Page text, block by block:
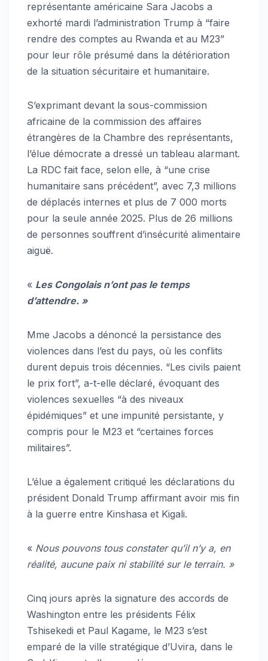
représentante américaine Sara Jacobs a
exhorté mardi l’administration Trump à “faire
rendre des comptes au Rwanda et au M23”
pour leur rôle présumé dans la détérioration
de la situation sécuritaire et humanitaire.
S’exprimant devant la sous-commission
africaine de la commission des affaires
étrangères de la Chambre des représentants,
l’élue démocrate a dressé un tableau alarmant.
La RDC fait face, selon elle, à “une crise
humanitaire sans précédent”, avec 7,3 millions
de déplacés internes et plus de 7 000 morts
pour la seule année 2025. Plus de 26 millions
de personnes souffrent d’insécurité alimentaire
aiguë.
« Les Congolais n’ont pas le temps
d’attendre. »
Mme Jacobs a dénoncé la persistance des
violences dans l’est du pays, où les conflits
durent depuis trois décennies. “Les civils paient
le prix fort”, a-t-elle déclaré, évoquant des
violences sexuelles “à des niveaux
épidémiques” et une impunité persistante, y
compris pour le M23 et “certaines forces
militaires”.
L’élue a également critiqué les déclarations du
président Donald Trump affirmant avoir mis fin
à la guerre entre Kinshasa et Kigali.
« Nous pouvons tous constater qu’il n’y a, en
réalité, aucune paix ni stabilité sur le terrain. »
Cinq jours après la signature des accords de
Washington entre les présidents Félix
Tshisekedi et Paul Kagame, le M23 s’est
emparé de la ville stratégique d’Uvira, dans le